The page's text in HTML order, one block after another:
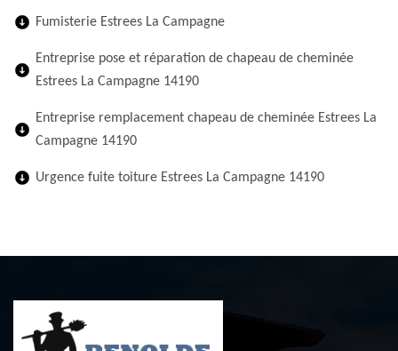
Fumisterie Estrees La Campagne
Entreprise pose et réparation de chapeau de cheminée
Estrees La Campagne 14190
Entreprise remplacement chapeau de cheminée Estrees La
Campagne 14190
Urgence fuite toiture Estrees La Campagne 14190